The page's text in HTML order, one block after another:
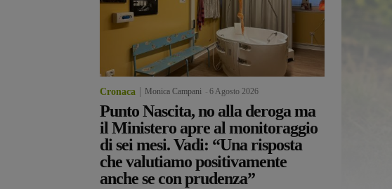
Cronaca Monica Campani 6 Agosto 2026
Punto Nascita, no alla deroga ma
il Ministero apre al monitoraggio
di sei mesi. Vadi: “Una risposta
che valutiamo positivamente
anche se con prudenza”